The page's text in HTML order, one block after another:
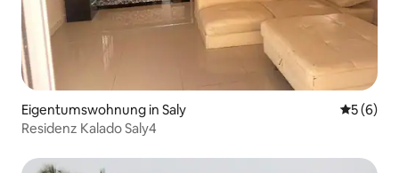
Eigentumswohnung in Saly
5 (6)
Residenz Kalado Saly4